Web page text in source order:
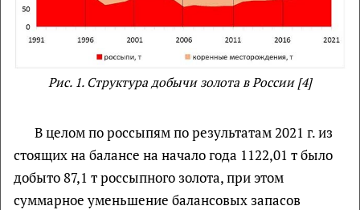
Рис. 1. Структура добычи золота в России [4]
В целом по россыпям по результатам 2021 г. из
стоящих на балансе на начало года 1122,01 т было
добыто 87,1 т россыпного золота, при этом
суммарное уменьшение балансовых запасов